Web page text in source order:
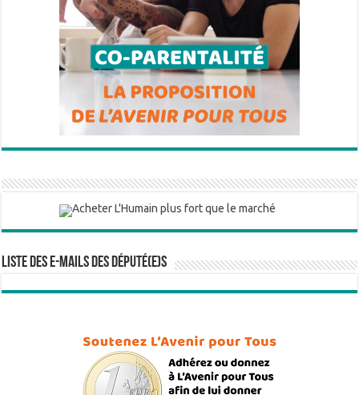
Liste des e-mails des député(e)s